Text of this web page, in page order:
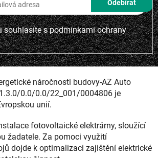
souhlasíte spodmínkami ochrany
náročnosti budovy-AZ Auto
0.0/0.0/22_001/0004806 je
unií.
fotovoltaické elektrárny, sloužící
žadatele. Za pomoci využití
dojde k optimalizaci zajištění elektrické